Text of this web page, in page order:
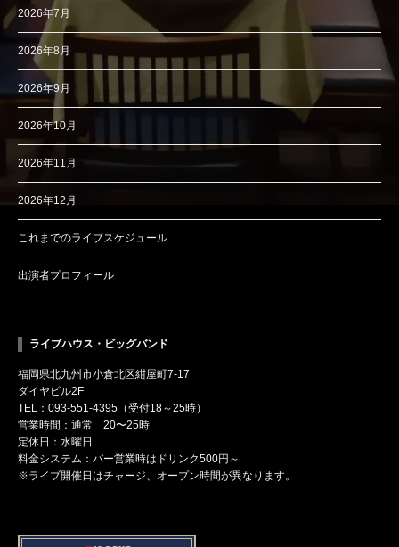
2026年7月
2026年8月
2026年9月
2026年10月
2026年11月
2026年12月
これまでのライブスケジュール
出演者プロフィール
ライブハウス・ビッグバンド
福岡県北九州市小倉北区紺屋町7-17
ダイヤビル2F
TEL：093-551-4395（受付18～25時）
営業時間：通常 20〜25時
定休日：水曜日
料金システム：バー営業時はドリンク500円～
※ライブ開催日はチャージ、オープン時間が異なります。